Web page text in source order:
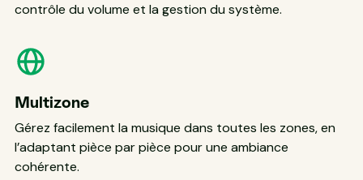
contrôle du volume et la gestion du système.
Multizone
Gérez facilement la musique dans toutes les zones, en
l’adaptant pièce par pièce pour une ambiance
cohérente.